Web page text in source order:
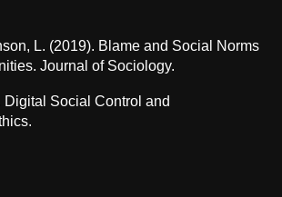
L. (2019). Blame and Social Norms
Journal of Sociology.
Digital Social Control and